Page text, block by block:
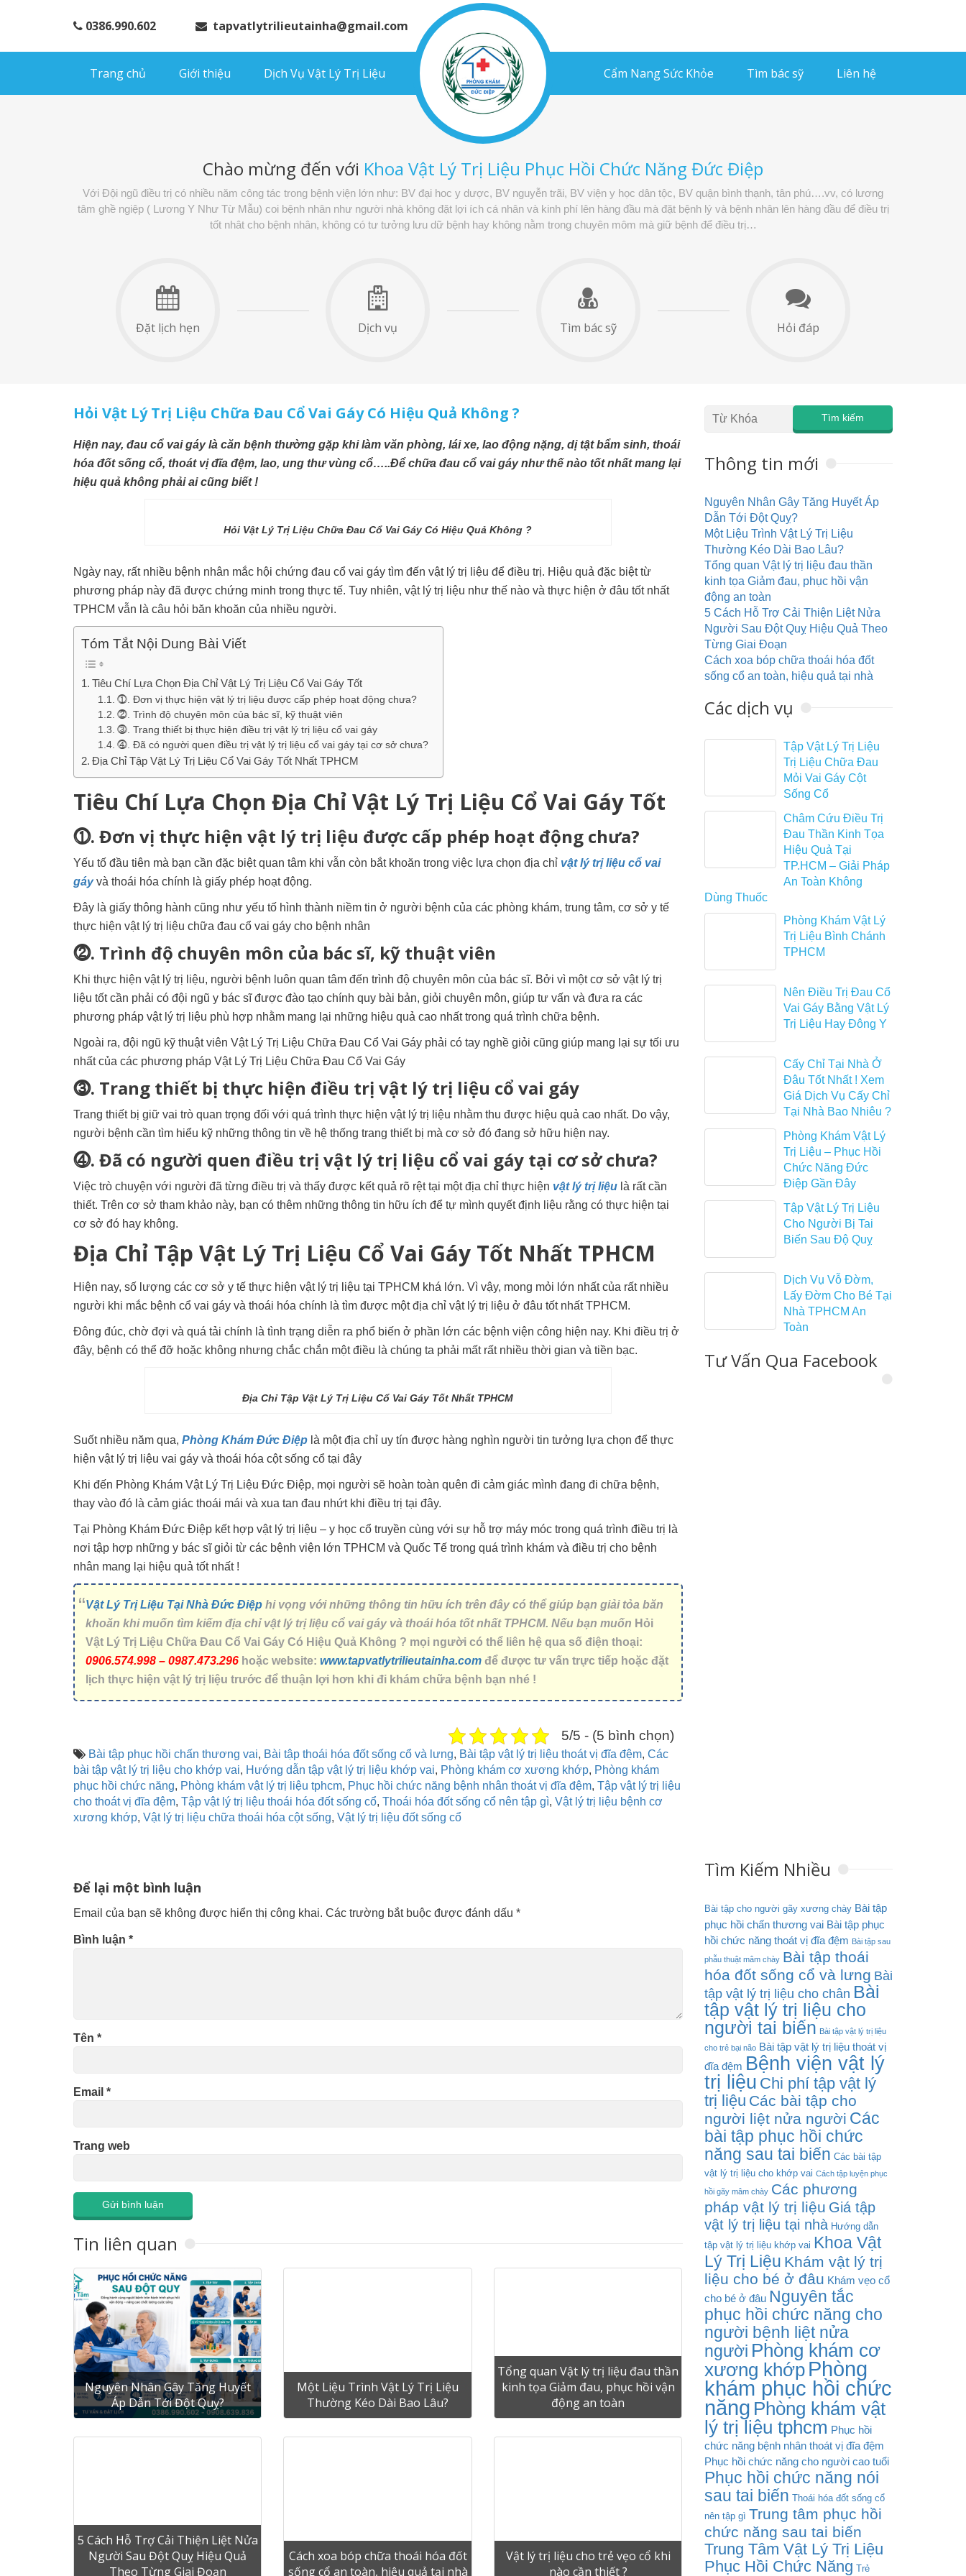
0386.990.602 tapvatlytrilieutainha@gmail.com
Trang chủ Giới thiệu Dịch Vụ Vật Lý Trị Liệu Cẩm Nang Sức Khỏe Tìm bác sỹ Liên hệ
Chào mừng đến với Khoa Vật Lý Trị Liệu Phục Hồi Chức Năng Đức Điệp
Với Đội ngũ điều trị có nhiều năm công tác trong bệnh viện lớn như: BV đại hoc y dược, BV nguyễn trãi, BV viện y học dân tộc, BV quận bình thạnh, tân phú….vv, có lương
tâm ghề ngiệp ( Lương Y Như Từ Mẫu) coi bệnh nhân như người nhà không đặt lợi ích cá nhân và kinh phí lên hàng đầu mà đặt bệnh lý và bệnh nhân lên hàng đầu để điều trị
tốt nhât cho bệnh nhân, không có tư tưởng lưu dữ bệnh hay không nằm trong chuyên môm mà giữ bệnh để điều trị…
Đặt lịch hẹn Dịch vụ Tìm bác sỹ Hỏi đáp
Hỏi Vật Lý Trị Liệu Chữa Đau Cổ Vai Gáy Có Hiệu Quả Không ?
Hiện nay, đau cổ vai gáy là căn bệnh thường gặp khi làm văn phòng, lái xe, lao động nặng, dị tật bẩm sinh, thoái
hóa đốt sống cổ, thoát vị đĩa đệm, lao, ung thư vùng cổ…..Để chữa đau cổ vai gáy như thế nào tốt nhất mang lại
hiệu quả không phải ai cũng biết !
Hỏi Vật Lý Trị Liệu Chữa Đau Cổ Vai Gáy Có Hiệu Quả Không ?
Ngày nay, rất nhiều bệnh nhân mắc hội chứng đau cổ vai gáy tìm đến vật lý trị liệu để điều trị. Hiệu quả đặc biệt từ
phương pháp này đã được chứng minh trong thực tế. Tuy nhiên, vật lý trị liệu như thế nào và thực hiện ở đâu tốt nhất
TPHCM vẫn là câu hỏi băn khoăn của nhiều người.
Tóm Tắt Nội Dung Bài Viết
Tiêu Chí Lựa Chọn Địa Chỉ Vật Lý Trị Liệu Cổ Vai Gáy Tốt
⓵. Đơn vị thực hiện vật lý trị liệu được cấp phép hoạt động chưa?
⓶. Trình độ chuyên môn của bác sĩ, kỹ thuật viên
⓷. Trang thiết bị thực hiện điều trị vật lý trị liệu cổ vai gáy
⓸. Đã có người quen điều trị vật lý trị liệu cổ vai gáy tại cơ sở chưa?
Địa Chỉ Tập Vật Lý Trị Liệu Cổ Vai Gáy Tốt Nhất TPHCM
Tiêu Chí Lựa Chọn Địa Chỉ Vật Lý Trị Liệu Cổ Vai Gáy Tốt
⓵. Đơn vị thực hiện vật lý trị liệu được cấp phép hoạt động chưa?
Yếu tố đầu tiên mà bạn cần đặc biệt quan tâm khi vẫn còn bắt khoăn trong việc lựa chọn địa chỉ vật lý trị liệu cổ vai
gáyvà thoái hóa chính là giấy phép hoạt động.
Đây là giấy thông hành cũng như yếu tố hình thành niềm tin ở người bệnh của các phòng khám, trung tâm, cơ sở y tế
thực hiện vật lý trị liệu chữa đau cổ vai gáy cho bệnh nhân
⓶. Trình độ chuyên môn của bác sĩ, kỹ thuật viên
Khi thực hiện vật lý trị liệu, người bệnh luôn quan tâm đến trình độ chuyên môn của bác sĩ. Bởi vì một cơ sở vật lý trị
liệu tốt cần phải có đội ngũ y bác sĩ được đào tạo chính quy bài bản, giỏi chuyên môn, giúp tư vấn và đưa ra các
phương pháp vật lý trị liệu phù hợp nhằm mang lại những hiệu quả cao nhất trong quá trình chữa bệnh.
Ngoài ra, đội ngũ kỹ thuật viên Vật Lý Trị Liệu Chữa Đau Cổ Vai Gáy phải có tay nghề giỏi cũng giúp mang lại sự tối ưu
nhất của các phương pháp Vật Lý Trị Liệu Chữa Đau Cổ Vai Gáy
⓷. Trang thiết bị thực hiện điều trị vật lý trị liệu cổ vai gáy
Trang thiết bị giữ vai trò quan trọng đối với quá trình thực hiện vật lý trị liệu nhằm thu được hiệu quả cao nhất. Do vậy,
người bệnh cần tìm hiểu kỹ những thông tin về hệ thống trang thiết bị mà cơ sở đó đang sở hữu hiện nay.
⓸. Đã có người quen điều trị vật lý trị liệu cổ vai gáy tại cơ sở chưa?
Việc trò chuyện với người đã từng điều trị và thấy được kết quả rõ rệt tại một địa chỉ thực hiện vật lý trị liệu là rất cần
thiết. Trên cơ sở tham khảo này, bạn có thêm những thông tin hữu ích để tự mình quyết định liệu rằng có thực hiện tại
cơ sở đó hay không.
Địa Chỉ Tập Vật Lý Trị Liệu Cổ Vai Gáy Tốt Nhất TPHCM
Hiện nay, số lượng các cơ sở y tế thực hiện vật lý trị liệu tại TPHCM khá lớn. Vì vậy, mong mỏi lớn nhất của rất nhiều
người khi mắc bệnh cổ vai gáy và thoái hóa chính là tìm được một địa chỉ vật lý trị liệu ở đâu tốt nhất TPHCM.
Đông đúc, chờ đợi và quá tải chính là tình trạng diễn ra phổ biến ở phần lớn các bệnh viện công hiện nay. Khi điều trị ở
đây, bệnh có thể đỡ hoặc không nhưng chắc chắn một điều là chúng ta phải mất rất nhiều thời gian và tiền bạc.
Địa Chỉ Tập Vật Lý Trị Liệu Cổ Vai Gáy Tốt Nhất TPHCM
Suốt nhiều năm qua, Phòng Khám Đức Điệp là một địa chỉ uy tín được hàng nghìn người tin tưởng lựa chọn để thực
hiện vật lý trị liệu vai gáy và thoái hóa cột sống cổ tại đây
Khi đến Phòng Khám Vật Lý Trị Liệu Đức Điệp, mọi người sẽ hoàn toàn quên đi cảm giác mình đang đi chữa bệnh,
thay vào đó là cảm giác thoái mái và xua tan đau nhứt khi điều trị tại đây.
Tại Phòng Khám Đức Điệp kết hợp vật lý trị liệu – y học cổ truyền cùng với sự hỗ trợ máy móc trong quá trình điều trị là
nơi tập hợp những y bác sĩ giỏi từ các bệnh viện lớn TPHCM và Quốc Tế trong quá trình khám và điều trị cho bệnh
nhân mang lại hiệu quả tốt nhất !
Vật Lý Trị Liệu Tại Nhà Đức Điệp hi vọng với những thông tin hữu ích trên đây có thể giúp bạn giải tỏa băn
khoăn khi muốn tìm kiếm địa chỉ vật lý trị liệu cổ vai gáy và thoái hóa tốt nhất TPHCM. Nếu bạn muốn Hỏi
Vật Lý Trị Liệu Chữa Đau Cổ Vai Gáy Có Hiệu Quả Không ? mọi người có thể liên hệ qua số điện thoại:
0906.574.998 – 0987.473.296 hoặc website: www.tapvatlytrilieutainha.com để được tư vấn trực tiếp hoặc đặt
lịch thực hiện vật lý trị liệu trước để thuận lợi hơn khi đi khám chữa bệnh bạn nhé !
5/5 - (5 bình chọn)
Bài tập phục hồi chấn thương vai, Bài tập thoái hóa đốt sống cổ và lưng, Bài tập vật lý trị liệu thoát vị đĩa đệm, Các
bài tập vật lý trị liệu cho khớp vai, Hướng dẫn tập vật lý trị liệu khớp vai, Phòng khám cơ xương khớp, Phòng khám
phục hồi chức năng, Phòng khám vật lý trị liệu tphcm, Phục hồi chức năng bệnh nhân thoát vị đĩa đệm, Tập vật lý trị liệu
cho thoát vị đĩa đệm, Tập vật lý trị liệu thoái hóa đốt sống cổ, Thoái hóa đốt sống cổ nên tập gì, Vật lý trị liệu bệnh cơ
xương khớp, Vật lý trị liệu chữa thoái hóa cột sống, Vật lý trị liệu đốt sống cổ
Để lại một bình luận
Email của bạn sẽ không được hiển thị công khai. Các trường bắt buộc được đánh dấu *
Bình luận *
Tên *
Email *
Trang web
Tin liên quan
Nguyên Nhân Gây Tăng Huyết
Áp Dẫn Tới Đột Quỵ?
Một Liệu Trình Vật Lý Trị Liệu
Thường Kéo Dài Bao Lâu?
Tổng quan Vật lý trị liệu đau thần
kinh tọa Giảm đau, phục hồi vận
động an toàn
5 Cách Hỗ Trợ Cải Thiện Liệt Nửa
Người Sau Đột Quỵ Hiệu Quả
Theo Từng Giai Đoạn
Cách xoa bóp chữa thoái hóa đốt
sống cổ an toàn, hiệu quả tại nhà
Vật lý trị liệu cho trẻ vẹo cổ khi
nào cần thiết ?
Thông tin mới
Nguyên Nhân Gây Tăng Huyết Áp
Dẫn Tới Đột Quỵ?
Một Liệu Trình Vật Lý Trị Liệu
Thường Kéo Dài Bao Lâu?
Tổng quan Vật lý trị liệu đau thần
kinh tọa Giảm đau, phục hồi vận
động an toàn
5 Cách Hỗ Trợ Cải Thiện Liệt Nửa
Người Sau Đột Quỵ Hiệu Quả Theo
Từng Giai Đoạn
Cách xoa bóp chữa thoái hóa đốt
sống cổ an toàn, hiệu quả tại nhà
Các dịch vụ
Tập Vật Lý Trị Liệu
Trị Liệu Chữa Đau
Mỏi Vai Gáy Cột
Sống Cổ
Châm Cứu Điều Trị
Đau Thần Kinh Tọa
Hiệu Quả Tại
TP.HCM – Giải Pháp
An Toàn Không
Dùng Thuốc
Phòng Khám Vật Lý
Trị Liệu Bình Chánh
TPHCM
Nên Điều Trị Đau Cổ
Vai Gáy Bằng Vật Lý
Trị Liệu Hay Đông Y
Cấy Chỉ Tại Nhà Ở
Đâu Tốt Nhất ! Xem
Giá Dịch Vụ Cấy Chỉ
Tại Nhà Bao Nhiêu ?
Phòng Khám Vật Lý
Trị Liệu – Phục Hồi
Chức Năng Đức
Điệp Gần Đây
Tập Vật Lý Trị Liệu
Cho Người Bị Tai
Biến Sau Độ Quỵ
Dịch Vụ Vỗ Đờm,
Lấy Đờm Cho Bé Tại
Nhà TPHCM An
Toàn
Tư Vấn Qua Facebook
Tìm Kiếm Nhiều
Bài tập cho người gãy xương chày Bài tập
phục hồi chấn thương vai Bài tập phục
hồi chức năng thoát vị đĩa đệm Bài tập sau
phẫu thuật mâm chày Bài tập thoái
hóa đốt sống cổ và lưng Bài
tập vật lý trị liệu cho chân Bài
tập vật lý trị liệu cho
người tai biến Bài tập vật lý trị liệu
cho trẻ bại não Bài tập vật lý trị liệu thoát vị
đĩa đệm Bệnh viện vật lý
trị liệu Chi phí tập vật lý
trị liệu Các bài tập cho
người liệt nửa người Các
bài tập phục hồi chức
năng sau tai biến Các bài tập
vật lý trị liệu cho khớp vai Cách tập luyện phục
hồi gãy mâm chày Các phương
pháp vật lý trị liệu Giá tập
vật lý trị liệu tại nhà Hướng dẫn
tập vật lý trị liệu khớp vai Khoa Vật
Lý Trị Liệu Khám vật lý trị
liệu cho bé ở đâu Khám vẹo cổ
cho bé ở đâu Nguyên tắc
phục hồi chức năng cho
người bệnh liệt nửa
người Phòng khám cơ
xương khớp Phòng
khám phục hồi chức
năng Phòng khám vật
lý trị liệu tphcm Phục hồi
chức năng bệnh nhân thoát vị đĩa đệm
Phục hồi chức năng cho người cao tuổi
Phục hồi chức năng nói
sau tai biến Thoái hóa đốt sống cổ
nên tập gì Trung tâm phục hồi
chức năng sau tai biến
Trung Tâm Vật Lý Trị Liệu
Phục Hồi Chức Năng Trẻ